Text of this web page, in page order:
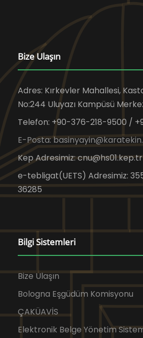
Bize Ulaşın
Adres: Kırkevler Mahallesi,
No:244 Uluyazı Kampüsü
Telefon: +90-376-218-9500 /
E-Posta:
Kep Adresimiz: cnu@hs01.kep.tr
e-tebligat(UETS) Adresimiz:
36285
Bilgi Sistemleri
Bize Ulaşın
Bologna Eşgüdüm Komisyonu
ÇAKÜAVİS
Elektronik Belge Yönetim